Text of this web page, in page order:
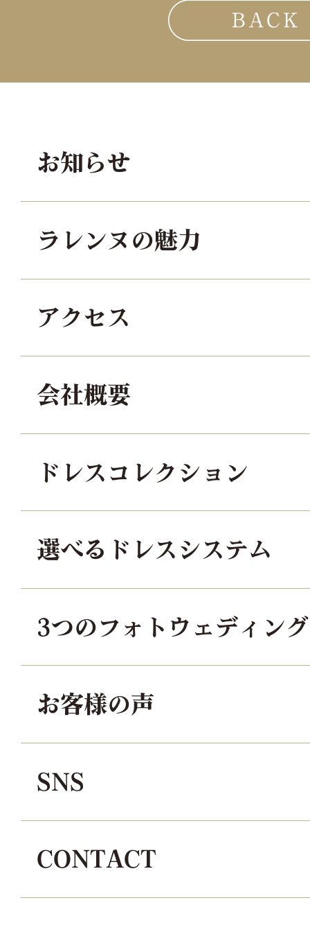
お知らせ
ラレンヌの魅力
アクセス
会社概要
ドレスコレクション
選べるドレスシステム
3つのフォトウェディン
お客様の声
SNS
CONTACT